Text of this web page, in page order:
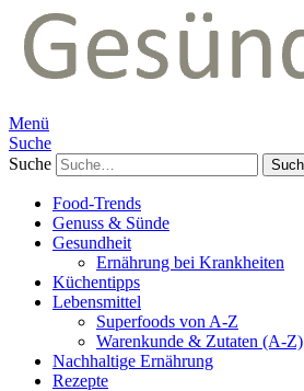
Menü
Suche
Suche
Food-Trends
Genuss & Sünde
Gesundheit
Ernährung bei Krankheiten
Küchentipps
Lebensmittel
Superfoods von A-Z
Warenkunde & Zutaten (A-Z)
Nachhaltige Ernährung
Rezepte